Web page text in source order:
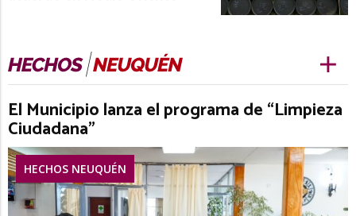
El Municipio lanza el programa de “Limpieza
Ciudadana”
HECHOS NEUQUÉN